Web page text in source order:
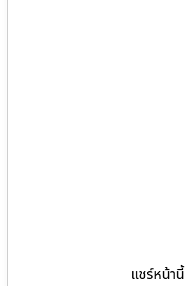
แชร์หน้านี้